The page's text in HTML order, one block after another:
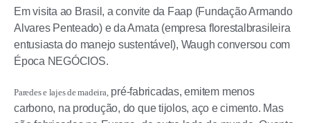
Em visita ao Brasil, a convite da Faap (Fundação Armando
Alvares Penteado) e da Amata (empresa florestalbrasileira
entusiasta do manejo sustentável), Waugh conversou com
Época NEGÓCIOS.
Paredes e lajes de madeira, pré-fabricadas, emitem menos
carbono, na produção, do que tijolos, aço e cimento. Mas